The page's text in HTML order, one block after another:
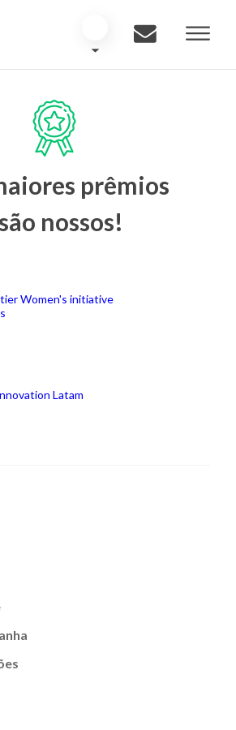
prêmios
nossos!